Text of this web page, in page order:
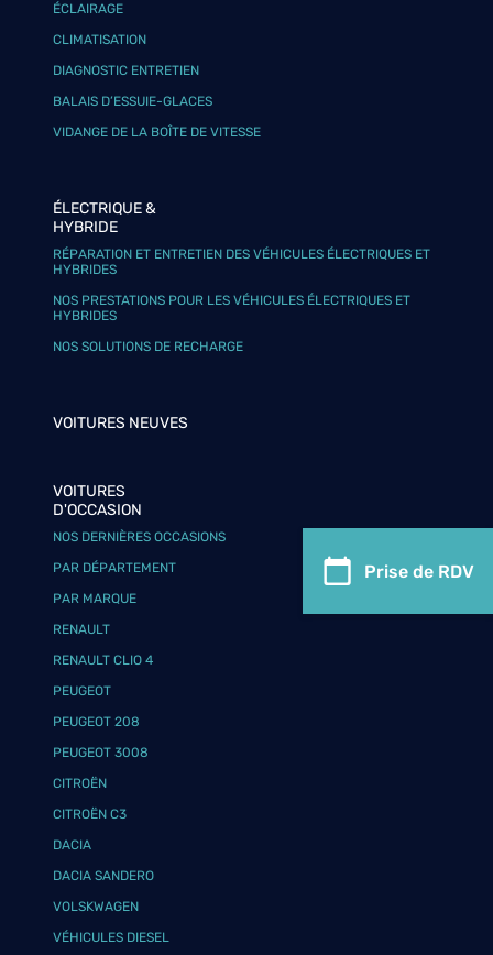
Prise de RDV
ÉCLAIRAGE
CLIMATISATION
DIAGNOSTIC ENTRETIEN
BALAIS D’ESSUIE-GLACES
VIDANGE DE LA BOÎTE DE VITESSE
ÉLECTRIQUE &
HYBRIDE
RÉPARATION ET ENTRETIEN DES VÉHICULES ÉLECTRIQUES ET
HYBRIDES
NOS PRESTATIONS POUR LES VÉHICULES ÉLECTRIQUES ET
HYBRIDES
NOS SOLUTIONS DE RECHARGE
VOITURES NEUVES
VOITURES
D'OCCASION
NOS DERNIÈRES OCCASIONS
PAR DÉPARTEMENT
PAR MARQUE
RENAULT
RENAULT CLIO 4
PEUGEOT
PEUGEOT 208
PEUGEOT 3008
CITROËN
CITROËN C3
DACIA
DACIA SANDERO
VOLSKWAGEN
VÉHICULES DIESEL